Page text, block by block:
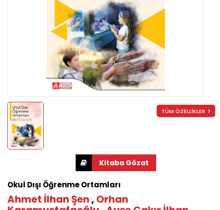
TÜM ÖZELLİKLER
Okul Dışı Öğrenme Ortamları
Ahmet İlhan Şen , Orhan